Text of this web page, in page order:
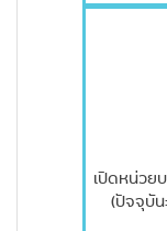
เปิดหน่วย
(ปัจจุบัน